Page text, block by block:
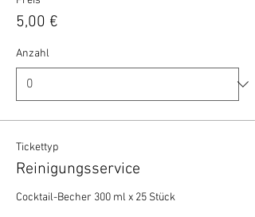
5,00 €
Anzahl
Tickettyp
Reinigungsservice
Cocktail-Becher 300 ml x 25 Stück